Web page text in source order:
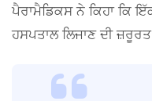
ਪੈਰਾਮੈਡਿਕਸ ਨੇ ਕਿਹਾ
ਹਸਪਤਾਲ ਲਿਜਾਣ ਦੀ ਜ਼ਰੂਰਤ